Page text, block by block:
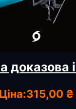
доказова
Ціна:315,00 ₴